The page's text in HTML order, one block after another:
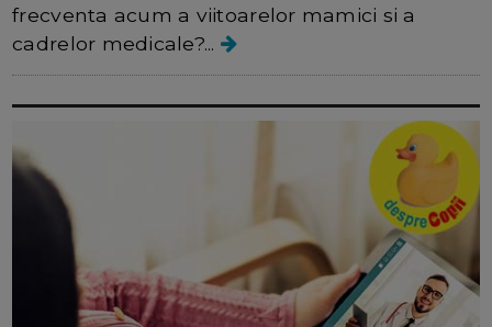
frecventa acum a viitoarelor mamici si a
cadrelor medicale?...